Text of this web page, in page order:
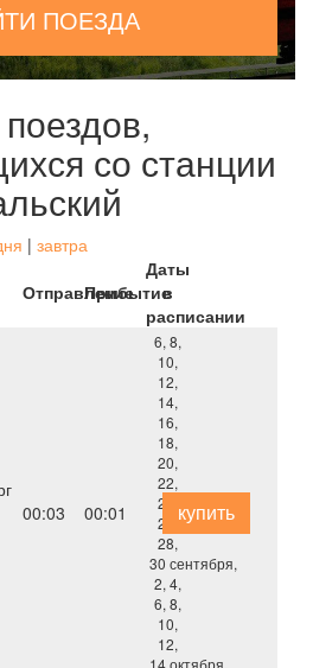
ПОЕЗДА
со станции
| завтра
Отправление
Прибытие
Даты
в
расписании
00:03 00:01
6, 8,
10,
12,
14,
16,
18,
20,
22,
24,
26,
28,
30 сентября,
2, 4,
6, 8,
10,
12,
14 октября,
купить